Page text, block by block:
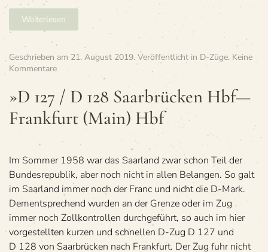
Weiterlesen
Geschrieben am 21. August 2019. Veröffentlicht in D-Züge. Keine
Kommentarezu
127
D 128
Saar­
Hbf
—
Frankfurt
(Main)
Hbf
»D 127 / D 128 Saar­brü­cken Hbf—
Frankfurt (Main) Hbf
Im Som­mer 1958 war das Saar­land zwar schon Teil der
Bun­des­re­pu­blik, aber noch nicht in allen Belan­gen. So galt
im Saar­land immer noch der Franc und nicht die D-Mark.
Dem­entspre­chend wur­den an der Grenze oder im Zug
immer noch Zoll­kon­trol­len durch­ge­führt, so auch im hier
vor­ge­stell­ten kur­zen und schnel­len D-Zug D 127 und
D 128 von Saar­brü­cken nach Frank­furt. Der Zug fuhr nicht